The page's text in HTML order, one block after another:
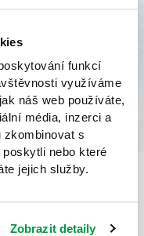
funkcí
využíváme
náš web používáte,
média, inzerci a
zkombinovat s
nebo které
jejich služby.
Zobrazit detaily